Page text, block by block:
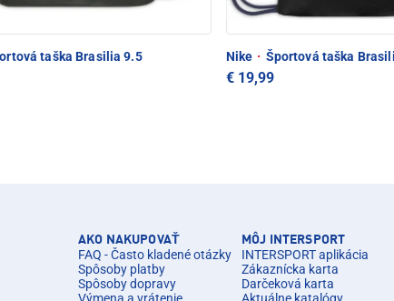
taška Brasilia 9.5 Nike · Športová taška
€ 19,99
AKO NAKUPOVAŤ
FAQ - Často kladené otázky
Spôsoby platby
Spôsoby dopravy
MÔJ INTERSPORT
INTERSPORT aplikácia
Zákaznícka karta
Darčeková karta